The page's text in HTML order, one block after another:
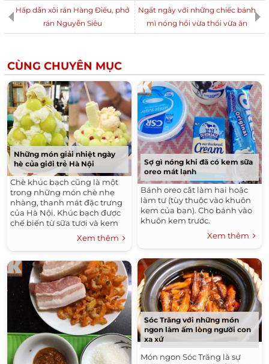
Hấp dẫn xôi rán Hàng Điếu, phở
rán Nguyễn Siêu
Ngất ngây với những chiếc bánh
mì nóng hổi vừa thổi vừa ăn
CÙNG CHUYÊN MỤC
Những món giải nhiệt ngày
hè của giới trẻ Hà Nội
Chè khúc bạch cũng là một
trong những món chè nhẹ
nhàng, thanh mát đặc trưng
của Hà Nội. Khúc bạch được
chế biến từ sữa tươi và kem
tươi, mang vị ngậy và mát rất
dễ chịu. Chè khúc bạch
thường có thêm long nhãn,
hạnh nhân, hạt é… ăn khá lạ
miệng và ấn tượng.
Xem thêm
Sợ gì nóng khi đã có kem sữa
oreo mát lạnh
Bánh oreo cắt làm hai hoặc
làm tư (tùy thuộc vào khuôn
kem của bạn). Cho bánh vào
khuôn kem trước.
Xem thêm
Sóc Trăng với những món
ngon làm ấm lòng người con
xa xứ
Món ngon Sóc Trăng là sự